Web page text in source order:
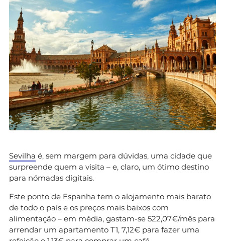
Sevilha é, sem margem para dúvidas, uma cidade que
surpreende quem a visita – e, claro, um ótimo destino
para nómadas digitais.
Este ponto de Espanha tem o alojamento mais barato
de todo o país e os preços mais baixos com
alimentação – em média, gastam-se 522,07€/mês para
arrendar um apartamento T1, 7,12€ para fazer uma